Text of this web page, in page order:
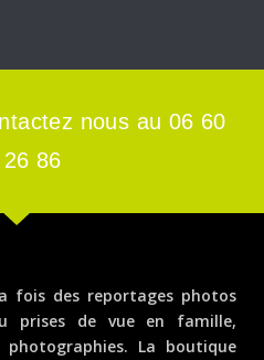
nous au 06 60
86
fois des reportages photos
prises de vue en famille,
La boutique